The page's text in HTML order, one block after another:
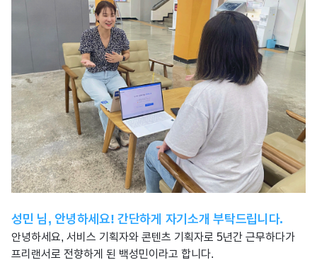
성민 님, 안녕하세요! 간단하게 자기소개 부탁드립니다.
안녕하세요, 서비스 기획자와 콘텐츠 기획자로 5년간 근무하다가
프리랜서로 전향하게 된 백성민이라고 합니다.